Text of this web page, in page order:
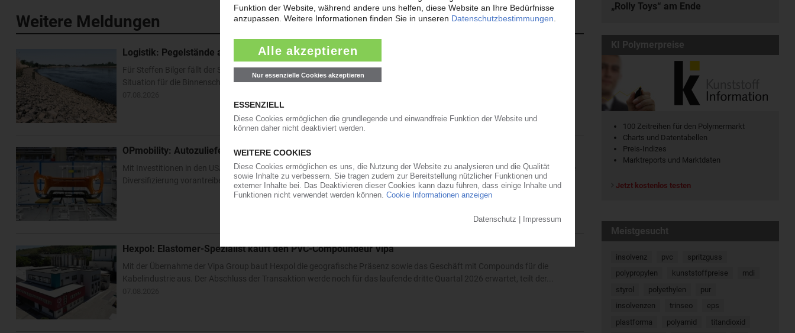
Weitere Meldungen
Logistik: Pegelstände am Rhein erreichen neues Rekordtief
Für Steffen Bilger fällt der Sommerurlaub derzeit so flach wie das Niedrigwasser im Rhein. Angesichts der dramatischen
Situation für die Binnenschifffahrt hat der frisch gekürte Bundesverkehrsminister zur Konferenz nach Bonn geladen. Dort...
OPmobility: Autozulieferer verstärkt Präsenz in den USA und Asien
Mit Investitionen in den USA und Asien will der Automobilzulieferer OPmobility – die frühere Plastic Omnium – seine regionale
Diversifizierung vorantreiben. Im US-Bundesstaat Ohio errichtet der familiengeführte Automobilzulieferer ein...07.08.2026
Hexpol: Elastomer-Spezialist kauft den PVC-Compoundeur Vipa
Mit der Übernahme der Vipa Group baut Hexpol die geografische Präsenz sowie das Geschäft mit Compounds für die
Kabelindustrie aus. Der Abschluss der Transaktion werde noch für das laufende dritte Quartal 2026 erwartet, teilt der...
„Rolly Toys“ am Ende
KI Polymerpreise
100 Zeitreihen für den Polymermarkt
Charts und Datentabellen
Preis-Indizes
Marktreports und Marktdaten
Jetzt kostenlos testen
Meistgesucht
insolvenz pvc
spritzguss
polypropylen
kunststoffpreise
mdi
styrol
polyethylen
pur
insolvenzen
trinseo
eps
plastforma
polyamid
titandioxid